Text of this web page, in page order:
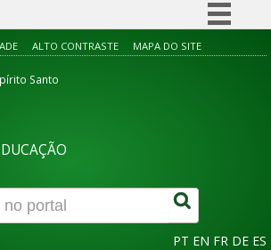
Simplifique!
Canais
ALTO CONTRASTE MAPA DO SITE
Santo
PT EN FR DE ES